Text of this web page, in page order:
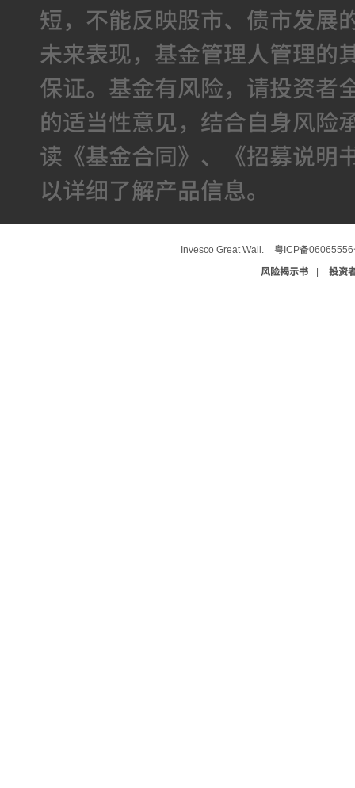
短，不能反映股市、债市发展
未来表现，基金管理人管理的
保证。基金有风险，请投资者
的适当性意见，结合自身风险
读《基金合同》、《招募说明
以详细了解产品信息。
Invesco Great Wall.
粤ICP备
风险揭示书
| 投资